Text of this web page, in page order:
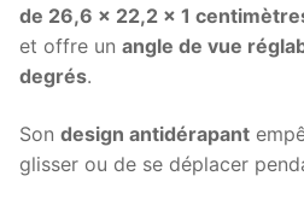
de 26,6 x 22,2 x 1
et offre un angle de vue
degrés.
Son design antidérapant
glisser ou de se déplacer